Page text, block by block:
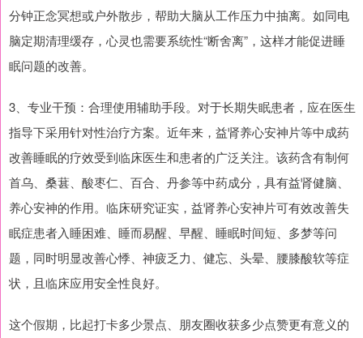
分钟正念冥想或户外散步，帮助大脑从工作压力中抽离。如同电
脑定期清理缓存，心灵也需要系统性“断舍离”，这样才能促进睡
眠问题的改善。
3、专业干预：合理使用辅助手段。对于长期失眠患者，应在医生
指导下采用针对性治疗方案。近年来，益肾养心安神片等中成药
改善睡眠的疗效受到临床医生和患者的广泛关注。该药含有制何
首乌、桑葚、酸枣仁、百合、丹参等中药成分，具有益肾健脑、
养心安神的作用。临床研究证实，益肾养心安神片可有效改善失
眠症患者入睡困难、睡而易醒、早醒、睡眠时间短、多梦等问
题，同时明显改善心悸、神疲乏力、健忘、头晕、腰膝酸软等症
状，且临床应用安全性良好。
这个假期，比起打卡多少景点、朋友圈收获多少点赞更有意义的